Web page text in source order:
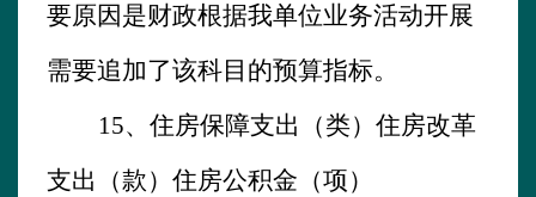
要原因是财政根据我单位业务活动开展
需要追加了该科目的预算指标。
15、 住房保障支出（类）住房改革
支出（款）住房公积金（项）